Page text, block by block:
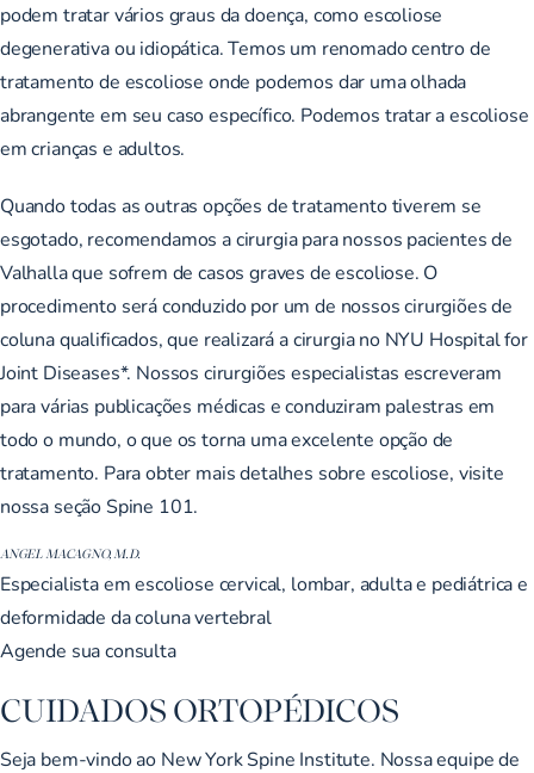
podem tratar vários graus da doença, como escoliose
degenerativa ou idiopática. Temos um renomado centro de
tratamento de escoliose onde podemos dar uma olhada
abrangente em seu caso específico. Podemos tratar a escoliose
em crianças e adultos.
Quando todas as outras opções de tratamento tiverem se
esgotado, recomendamos a cirurgia para nossos pacientes de
Valhalla que sofrem de casos graves de escoliose. O
procedimento será conduzido por um de nossos cirurgiões de
coluna qualificados, que realizará a cirurgia no NYU Hospital for
Joint Diseases*. Nossos cirurgiões especialistas escreveram
para várias publicações médicas e conduziram palestras em
todo o mundo, o que os torna uma excelente opção de
tratamento. Para obter mais detalhes sobre escoliose, visite
nossa seção Spine 101.
ANGEL MACAGNO, M.D.
Especialista em escoliose cervical, lombar, adulta e pediátrica e
deformidade da coluna vertebral
Agende sua consulta
CUIDADOS ORTOPÉDICOS
Seja bem-vindo ao New York Spine Institute. Nossa equipe de